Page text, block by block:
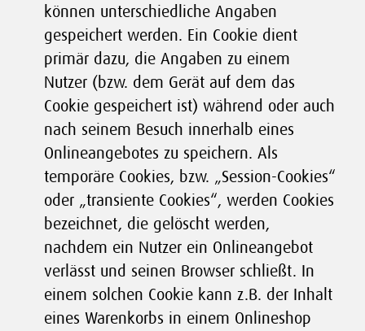
können unterschiedliche Angaben
gespeichert werden. Ein Cookie dient
primär dazu, die Angaben zu einem
Nutzer (bzw. dem Gerät auf dem das
Cookie gespeichert ist) während oder auch
nach seinem Besuch innerhalb eines
Onlineangebotes zu speichern. Als
temporäre Cookies, bzw. „Session-Cookies“
oder „transiente Cookies“, werden Cookies
bezeichnet, die gelöscht werden,
nachdem ein Nutzer ein Onlineangebot
verlässt und seinen Browser schließt. In
einem solchen Cookie kann z.B. der Inhalt
eines Warenkorbs in einem Onlineshop